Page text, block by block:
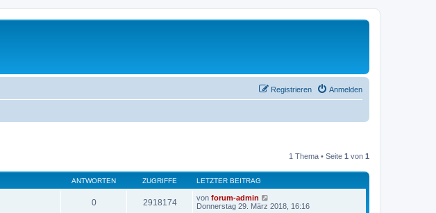
Anmelden
Registrieren
1 Thema • Seite 1 von 1
ANTWORTEN ZUGRIFFE LETZTER BEITRAG
0 2918174 von forum-admin
Donnerstag 29. März 2018, 16:16